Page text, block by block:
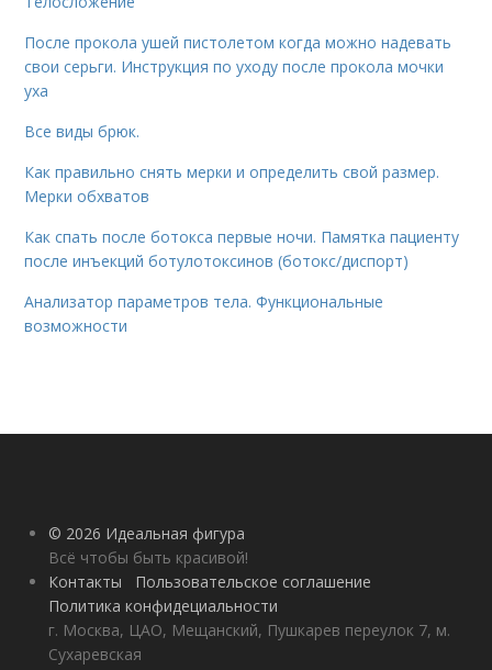
После прокола ушей пистолетом когда можно надевать
свои серьги. Инструкция по уходу после прокола мочки
уха
Все виды брюк.
Как правильно снять мерки и определить свой размер.
Мерки обхватов
Как спать после ботокса первые ночи. Памятка пациенту
после инъекций ботулотоксинов (ботокс/диспорт)
Анализатор параметров тела. Функциональные
возможности
© 2026 Идеальная фигура
Всё чтобы быть красивой!
Контакты
Пользовательское соглашение
Политика конфидециальности
г. Москва, ЦАО, Мещанский, Пушкарев переулок 7, м.
Сухаревская